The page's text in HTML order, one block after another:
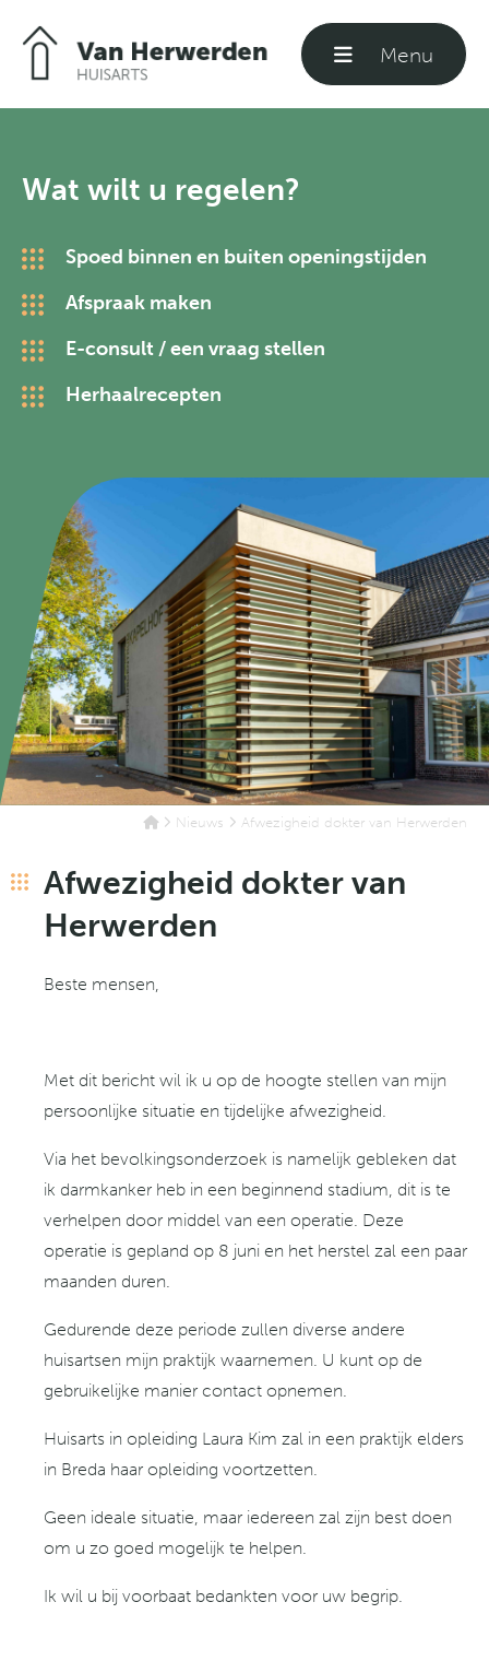
Sluiten
Formulieren
Menu
Wat wilt u regelen?
Spoed binnen en buiten openingstijden
Afspraak maken
E-consult / een vraag stellen
Herhaalrecepten
Nieuws Afwezigheid dokter van Herwerden
Afwezigheid dokter van
Herwerden
Beste mensen,
Met dit bericht wil ik u op de hoogte stellen van mijn
persoonlijke situatie en tijdelijke afwezigheid.
Via het bevolkingsonderzoek is namelijk gebleken dat
ik darmkanker heb in een beginnend stadium, dit is te
verhelpen door middel van een operatie. Deze
operatie is gepland op 8 juni en het herstel zal een paar
maanden duren.
Gedurende deze periode zullen diverse andere
huisartsen mijn praktijk waarnemen. U kunt op de
gebruikelijke manier contact opnemen.
Huisarts in opleiding Laura Kim zal in een praktijk elders
in Breda haar opleiding voortzetten.
Geen ideale situatie, maar iedereen zal zijn best doen
om u zo goed mogelijk te helpen.
Ik wil u bij voorbaat bedankten voor uw begrip.